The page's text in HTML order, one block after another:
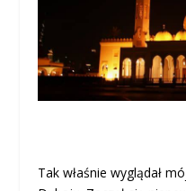
Tak właśnie wyglądał